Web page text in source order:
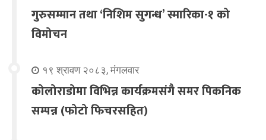
गुरुसम्मान तथा ‘निशिम सुगन्ध’ स्मारिका-१ को
विमोचन
१९ श्रावण २०८३, मंगलवार
कोलोराडोमा विभिन्न कार्यक्रमसंगै समर पिकनिक
सम्पन्न (फोटो फिचरसहित)